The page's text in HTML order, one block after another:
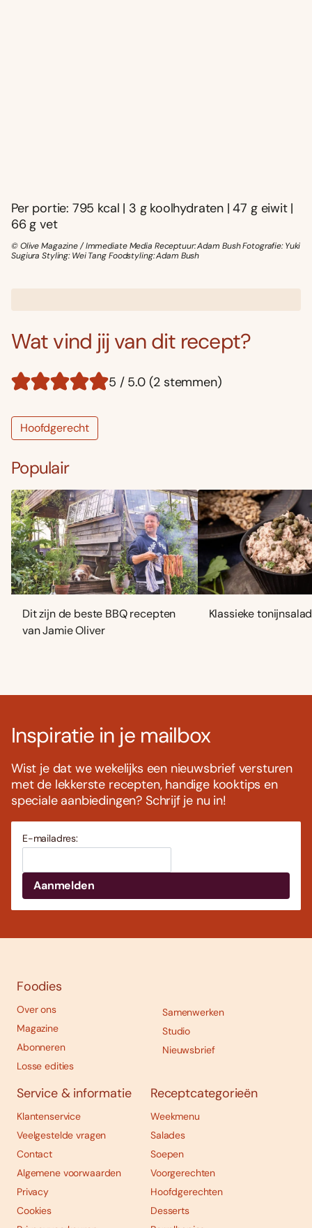
Per portie: 795 kcal | 3 g koolhydraten | 47 g eiwit |
66 g vet
© Olive Magazine / Immediate Media Receptuur: Adam Bush Fotografie: Yuki
Sugiura Styling: Wei Tang Foodstyling: Adam Bush
Wat vind jij van dit recept?
5 / 5.0 (2 stemmen)
Hoofdgerecht
Populair
Dit zijn de beste BBQ recepten
van Jamie Oliver
Klassieke
Inspiratie in je mailbox
Wist je dat we wekelijks een nieuwsbrief versturen
met de lekkerste recepten, handige kooktips en
speciale aanbiedingen? Schrijf je nu in!
E-mailadres:
Foodies
Over ons
Magazine
Abonneren
Losse edities
Samenwerken
Studio
Nieuwsbrief
Service & informatie
Klantenservice
Veelgestelde vragen
Contact
Algemene voorwaarden
Privacy
Cookies
Receptcategorieën
Weekmenu
Salades
Soepen
Voorgerechten
Hoofdgerechten
Desserts